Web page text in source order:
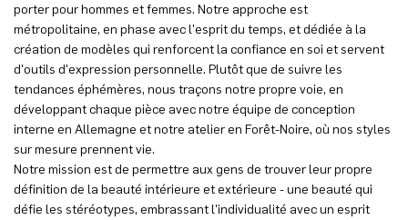
porter pour hommes et femmes. Notre approche est
métropolitaine, en phase avec l'esprit du temps, et dédiée à la
création de modèles qui renforcent la confiance en soi et servent
d'outils d'expression personnelle. Plutôt que de suivre les
tendances éphémères, nous traçons notre propre voie, en
développant chaque pièce avec notre équipe de conception
interne en Allemagne et notre atelier en Forêt-Noire, où nos styles
sur mesure prennent vie.
Notre mission est de permettre aux gens de trouver leur propre
définition de la beauté intérieure et extérieure - une beauté qui
défie les stéréotypes, embrassant l'individualité avec un esprit